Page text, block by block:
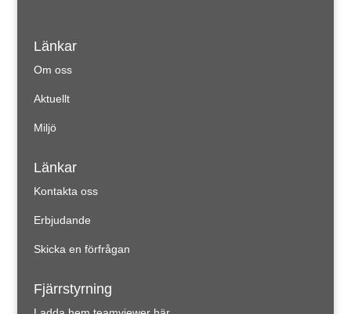
Länkar
Om oss
Aktuellt
Miljö
Länkar
Kontakta oss
Erbjudande
Skicka en förfrågan
Fjärrstyrning